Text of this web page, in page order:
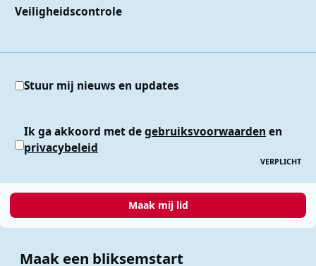
Veiligheidscontrole
Stuur mij nieuws en updates
Ik ga akkoord met degebruiksvoorwaarden en
privacybeleid
VERPLICHT
Maak mij lid
Maak een bliksemstart